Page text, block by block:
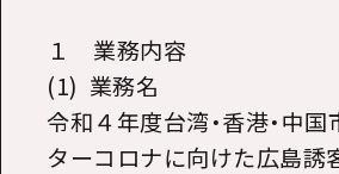
１ 業務内容
(1) 業務名
令和４年度台湾・香港・中
ターコロナに向けた広島誘